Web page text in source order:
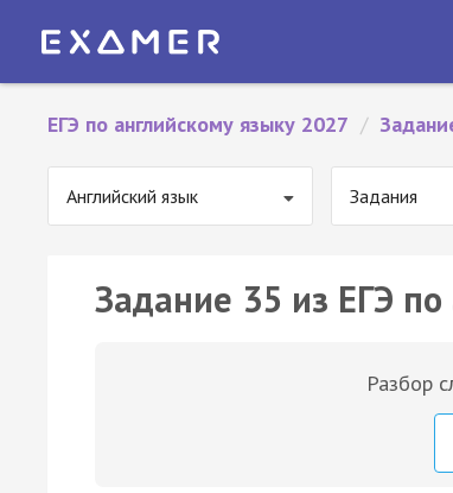
ЕГЭ по английскому языку 2027 /
Английский язык Задания
Задание 35 из ЕГЭ
Разбор